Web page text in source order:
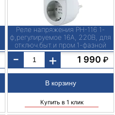
Реле напряжения РН-116 1-
ф,регулируемое 16А, 220В, для
отключ.быт.и пром.1-фазной
нагрузки Новатек
- + 1 990 ₽
Купить в 1 клик